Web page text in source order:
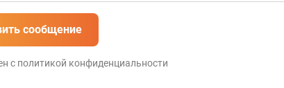
сообщение
с политикой конфиденциальности